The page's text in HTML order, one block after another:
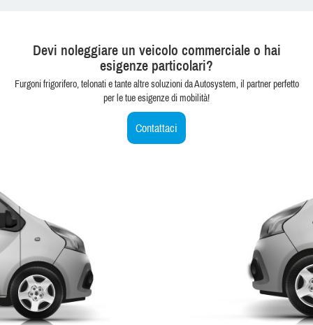
Devi noleggiare un veicolo commerciale o hai
esigenze particolari?
Furgoni frigorifero, telonati e tante altre soluzioni da Autosystem, il partner perfetto
per le tue esigenze di mobilità!
Contattaci